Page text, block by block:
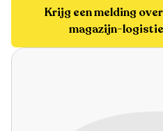
Krijg een melding
magazijn-